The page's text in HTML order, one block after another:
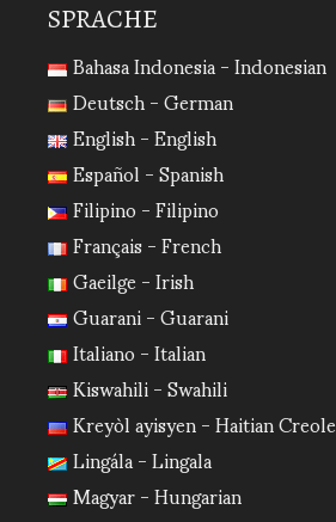
SPRACHE
Bahasa Indonesia - Indonesian
Deutsch - German
English - English
Español - Spanish
Filipino - Filipino
Français - French
Gaeilge - Irish
Guarani - Guarani
Italiano - Italian
Kiswahili - Swahili
Kreyòl ayisyen - Haitian Creole
Lingála - Lingala
Magyar - Hungarian